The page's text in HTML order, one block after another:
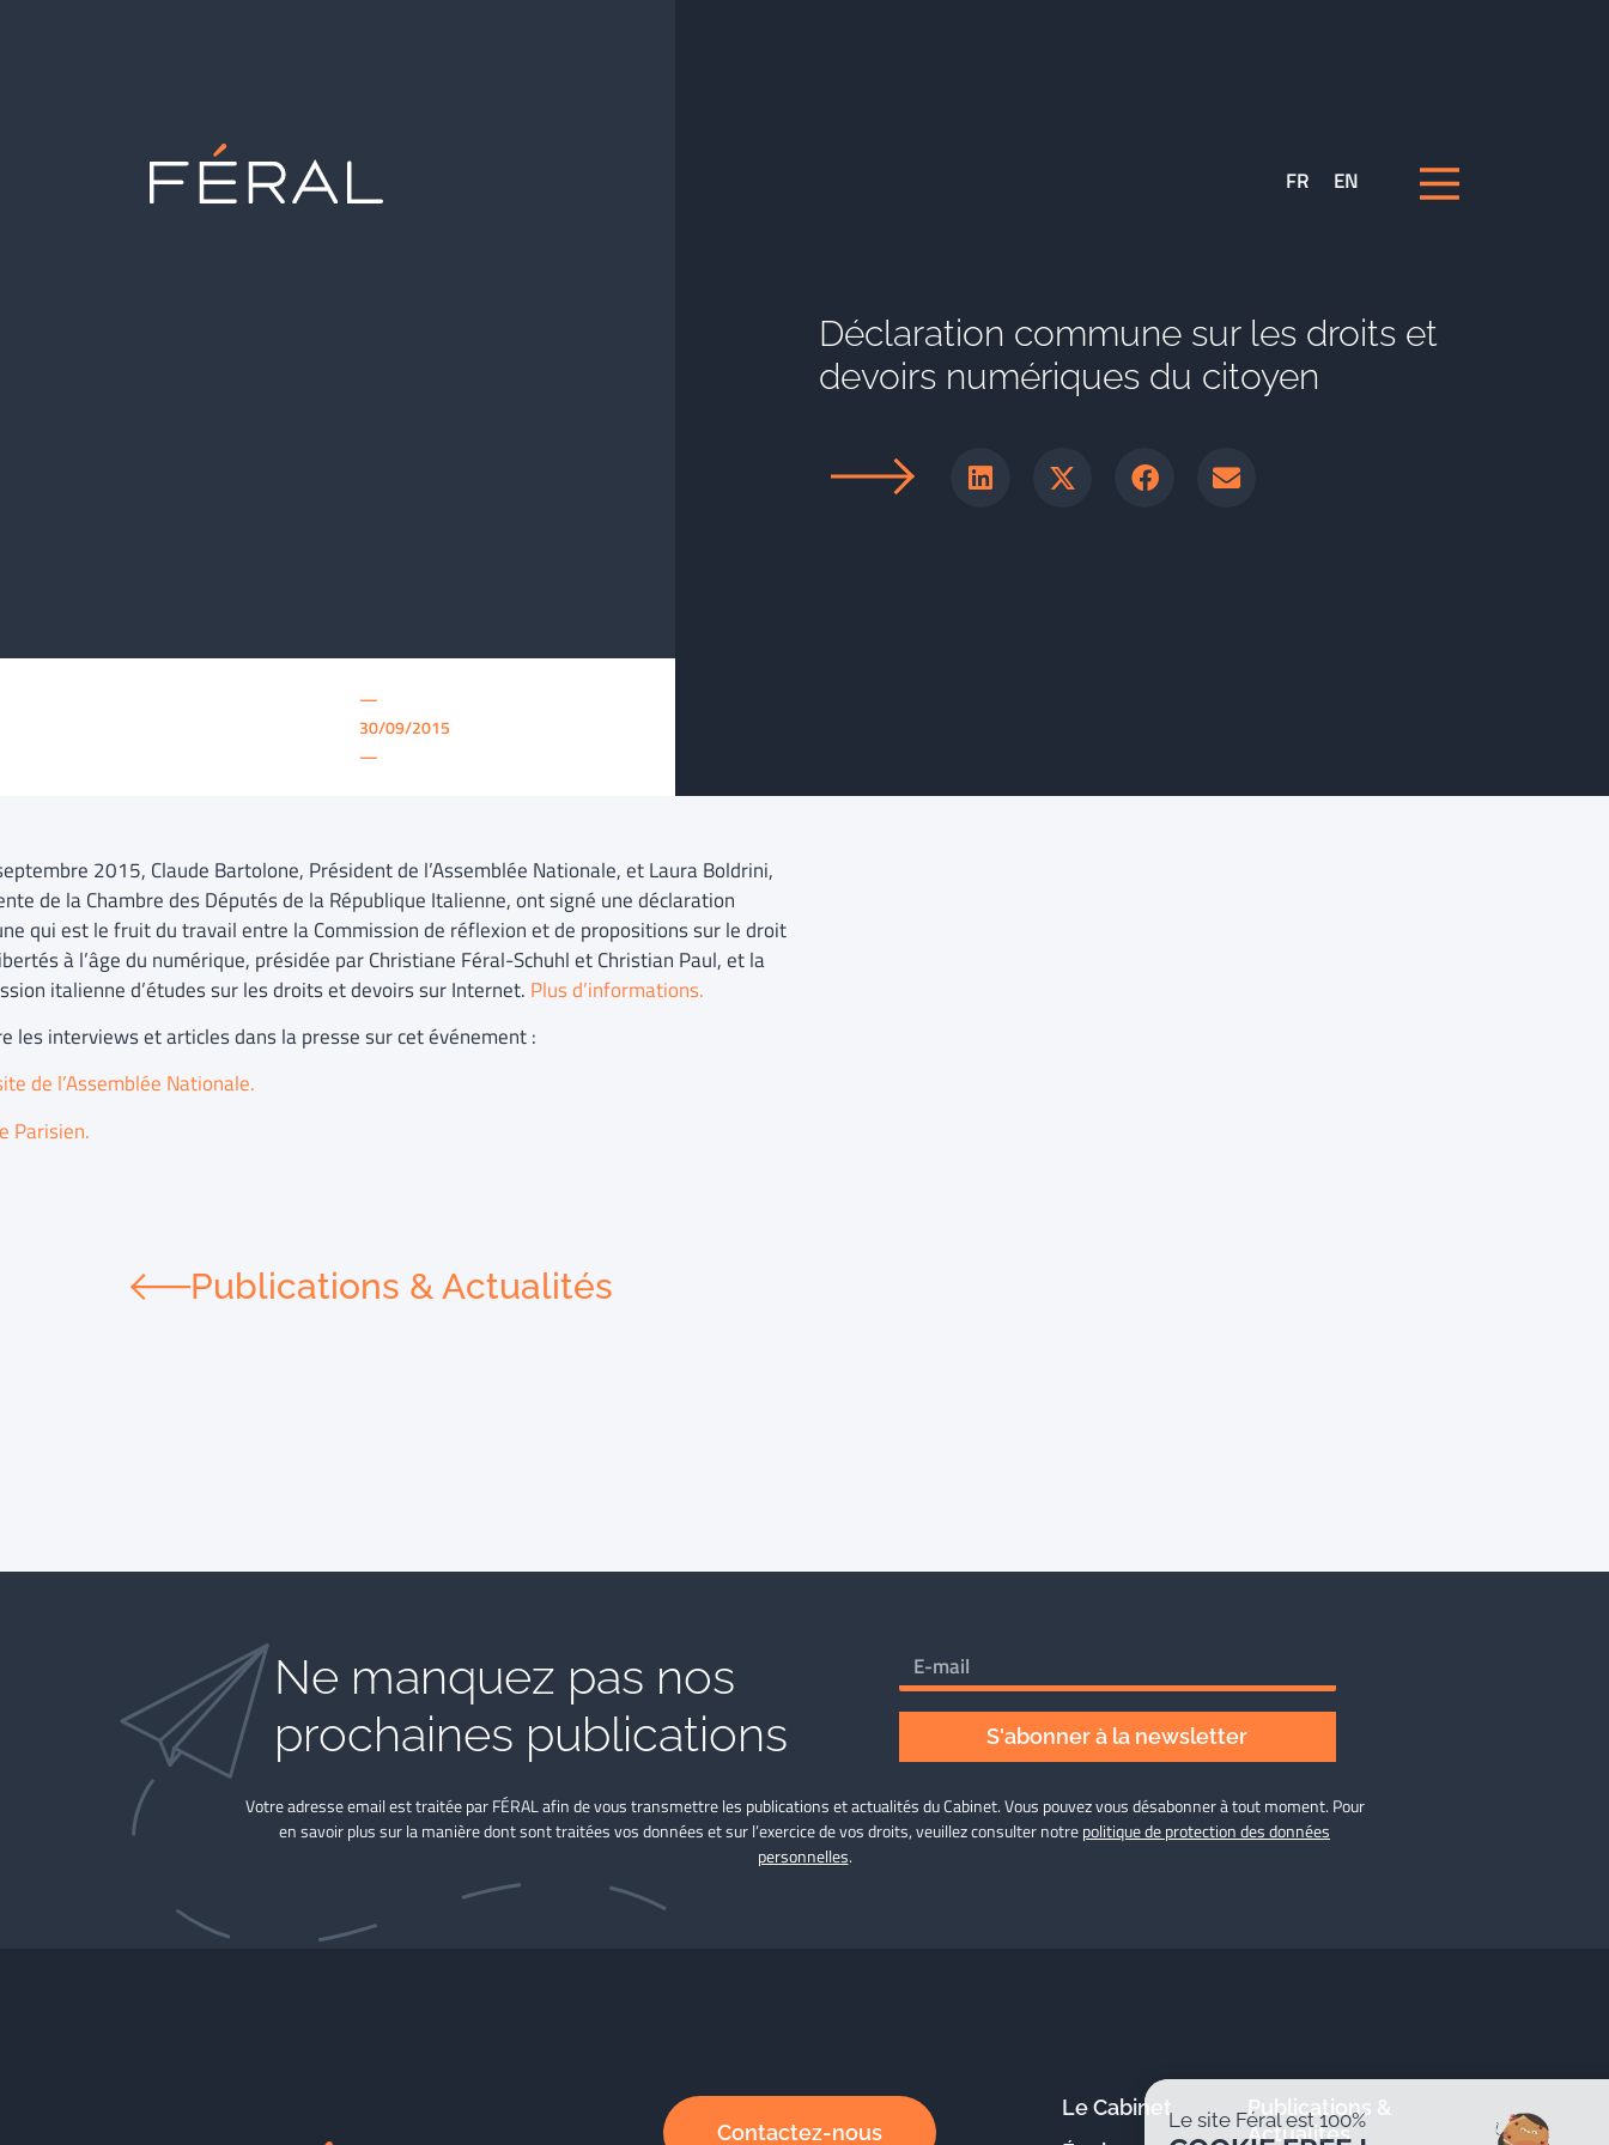
FR EN
—
30/09/2015
—
Déclaration commune sur les droits et
devoirs numériques du citoyen
2015, Claude Bartolone, Président de l’Assemblée Nationale, et Laura Boldrini,
de la Chambre des Députés de la République Italienne, ont signé une déclaration
qui est le fruit du travail entre la Commission de réflexion et de propositions sur le droit
à l’âge du numérique, présidée par Christiane Féral-Schuhl et Christian Paul, et la
italienne d’études sur les droits et devoirs sur Internet. Plus d’informations.
les interviews et articles dans la presse sur cet événement :
de l’Assemblée Nationale.
Parisien.
Publications & Actualités
Ne manquez pas nos
prochaines publications
S'abonner à la newsletter
Votre adresse email est traitée par FÉRAL afin de vous transmettre les publications et actualités du Cabinet. Vous pouvez vous désabonner à tout moment. Pour
en savoir plus sur la manière dont sont traitées vos données et sur l’exercice de vos droits, veuillez consulter notrepolitique de protection des données
personnelles.
Contactez-nous
Le Cabinet
Publications &
Actualités
Le site Féral est 100%